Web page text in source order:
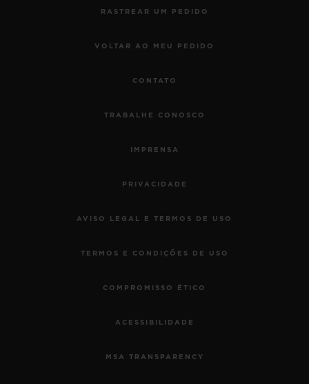
RASTREAR UM PEDIDO
VOLTAR AO MEU PEDIDO
CONTATO
TRABALHE CONOSCO
IMPRENSA
PRIVACIDADE
AVISO LEGAL E TERMOS DE USO
TERMOS E CONDIÇÕES DE USO
COMPROMISSO ÉTICO
ACESSIBILIDADE
MSA TRANSPARENCY